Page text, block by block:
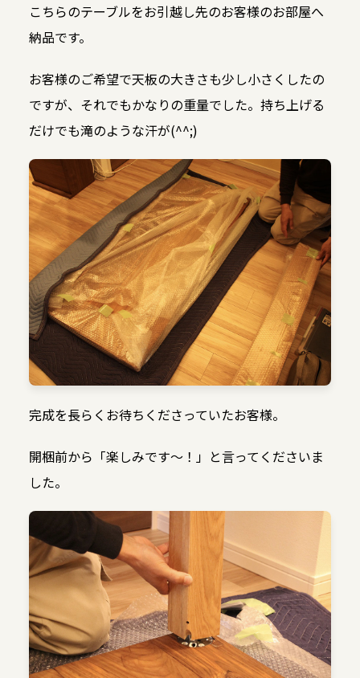
こちらのテーブルをお引越し先のお客様のお部屋へ
納品です。
お客様のご希望で天板の大きさも少し小さくしたの
ですが、それでもかなりの重量でした。持ち上げる
だけでも滝のような汗が(^^;)
完成を長らくお待ちくださっていたお客様。
開梱前から「楽しみです〜！」と言ってくださいま
した。